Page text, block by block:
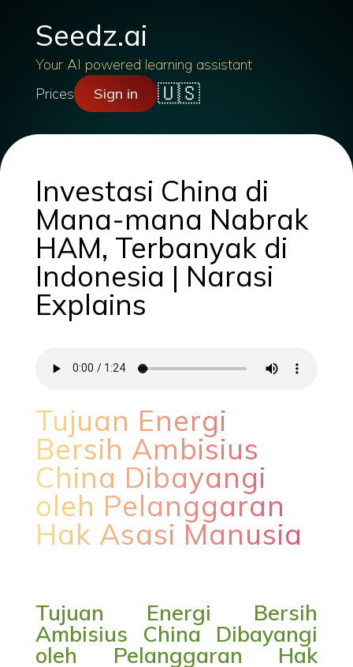
Seedz.ai
Your AI powered learning assistant
Prices
Sign in 🇺🇸
Investasi China di
Mana-mana Nabrak
HAM, Terbanyak di
Indonesia | Narasi
Explains
Tujuan Energi
Bersih Ambisius
China Dibayangi
oleh Pelanggaran
Hak Asasi Manusia
Tujuan Energi Bersih
Ambisius China Dibayangi
oleh Pelanggaran Hak